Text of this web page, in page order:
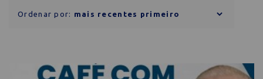
Ordenar por: